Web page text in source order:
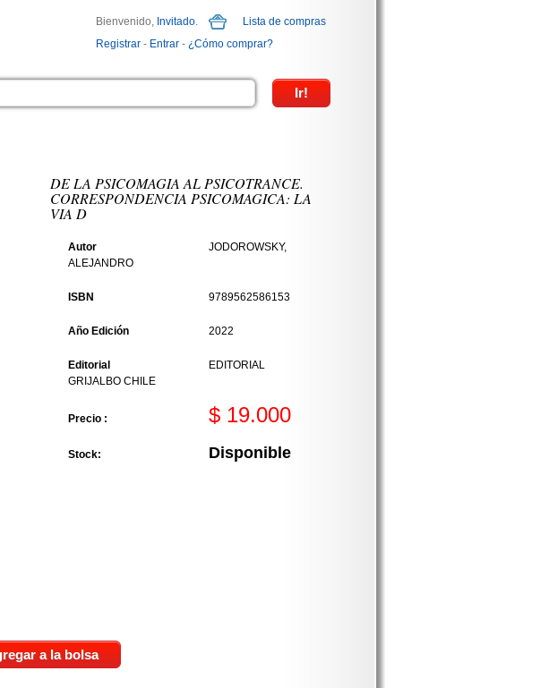
Bienvenido, Invitado.
Lista de compras
Registrar - Entrar - ¿Cómo comprar?
DE LA PSICOMAGIA AL PSICOTRANCE.
CORRESPONDENCIA PSICOMAGICA: LA
VIA D
Autor
JODOROWSKY,
ALEJANDRO
ISBN 9789562586153
Año Edición 2022
Editorial
EDITORIAL
GRIJALBO CHILE
Precio : $ 19.000
Stock: Disponible